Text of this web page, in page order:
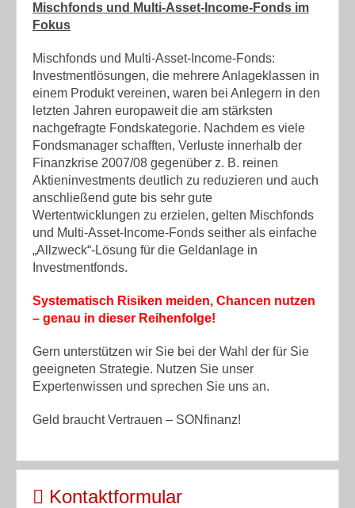
Mischfonds und Multi-Asset-Income-Fonds im
Fokus
Mischfonds und Multi-Asset-Income-Fonds:
Investmentlösungen, die mehrere Anlageklassen in
einem Produkt vereinen, waren bei Anlegern in den
letzten Jahren europaweit die am stärksten
nachgefragte Fondskategorie. Nachdem es viele
Fondsmanager schafften, Verluste innerhalb der
Finanzkrise 2007/08 gegenüber z. B. reinen
Aktieninvestments deutlich zu reduzieren und auch
anschließend gute bis sehr gute
Wertentwicklungen zu erzielen, gelten Mischfonds
und Multi-Asset-Income-Fonds seither als einfache
„Allzweck“-Lösung für die Geldanlage in
Investmentfonds.
Systematisch Risiken meiden, Chancen nutzen
– genau in dieser Reihenfolge!
Gern unterstützen wir Sie bei der Wahl der für Sie
geeigneten Strategie. Nutzen Sie unser
Expertenwissen und sprechen Sie uns an.
Geld braucht Vertrauen – SONfinanz!
Kontaktformular